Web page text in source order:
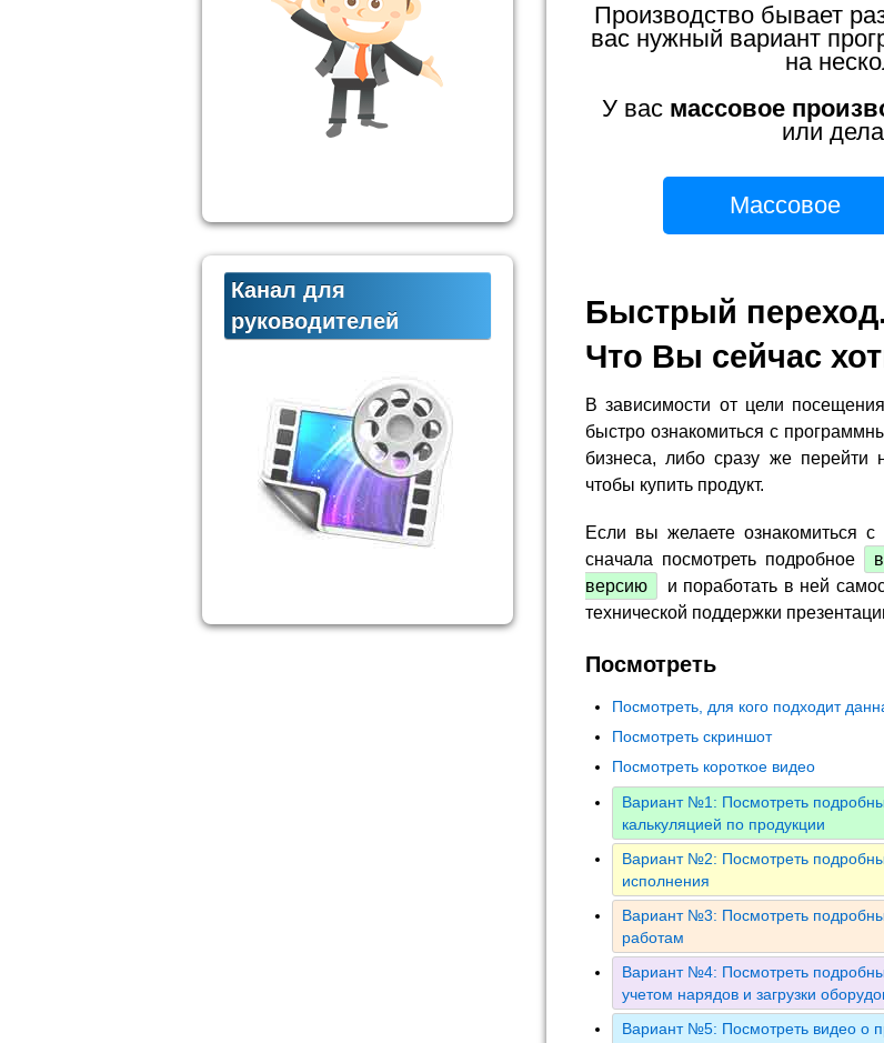
Производство бывает
вас нужный вариант
на
У вас массовое
или
Массовое
Быстрый переход.
Что Вы сейчас
В зависимости от цели
быстро ознакомиться с
бизнеса, либо сразу же перейти
чтобы купить продукт.
Если вы желаете ознакомиться
сначала посмотреть подробное
версию
и поработать в ней
технической поддержки
Посмотреть
Посмотреть, для кого подходит
Посмотреть скриншот
Посмотреть короткое видео
Вариант №1: Посмотреть
калькуляцией по продукции
Вариант №2: Посмотреть
исполнения
Вариант №3: Посмотреть
работам
Вариант №4: Посмотреть
учетом нарядов и загрузки
Вариант №5: Посмотреть видео о
Канал для
руководителей